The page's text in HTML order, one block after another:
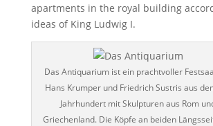
apartments in the royal building
ideas of King Ludwig I.
Das Antiquarium ist ein prachtvoller
Hans Krumper und Friedrich Sustris aus
Jahrhundert mit Skulpturen aus Rom
Griechenland. Die Köpfe an beiden